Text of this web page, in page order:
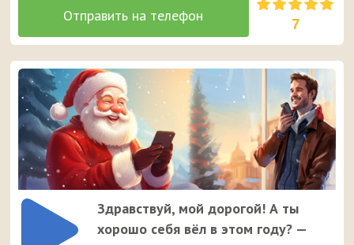
7
Здравствуй, мой дорогой! А ты
хорошо себя вёл в этом году? —